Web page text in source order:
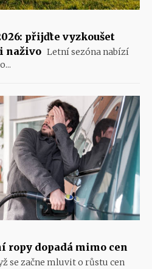
přijďte vyzkoušet
naživo Letní sezóna nabízí
ropy dopadá mimo cen
se začne mluvit o růstu cen